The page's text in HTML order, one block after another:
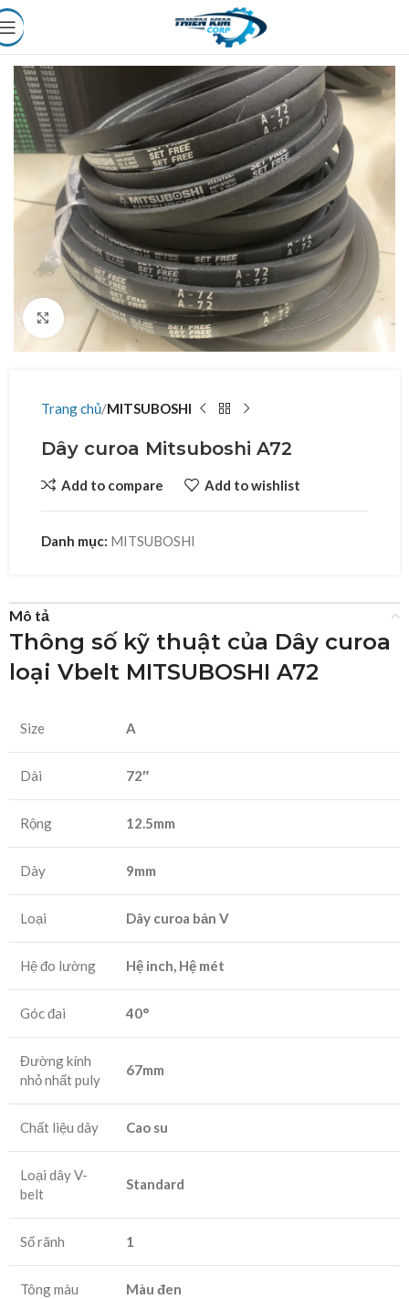
Click to enlarge
Trang chủ MITSUBOSHI
Dây curoa Mitsuboshi A72
Add to compare Add to wishlist
Danh mục: MITSUBOSHI
Mô tả
Thông số kỹ thuật của Dây curoa
loại Vbelt MITSUBOSHI A72
Size A
Dài 72″
Rộng 12.5mm
Dày 9mm
Loại Dây curoa bản V
Hệ đo lường Hệ inch, Hệ mét
Góc đai 40°
Đường kính
nhỏ nhất puly
67mm
Chất liệu dây Cao su
Loại dây V-
belt
Standard
Số rãnh 1
Tông màu Màu đen